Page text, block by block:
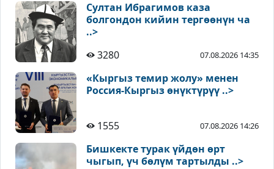
Султан Ибрагимов каза
болгондон кийин тергөөнүн ча
..>
3280
07.08.2026 14:35
«Кыргыз темир жолу» менен
Россия-Кыргыз өнүктүрүү ..>
1555 07.08.2026 14:26
Бишкекте турак үйдөн өрт
чыгып, үч бөлүм тартылды ..>